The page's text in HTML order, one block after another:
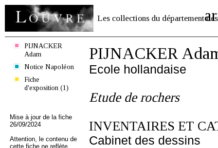
Les collections du département des
PIJNACKER
Adam
Notice Napoléon
Fiche
d'exposition (1)
Mise à jour de la fiche
26/09/2024
Attention, le contenu de
cette fiche ne reflète
PIJNACKER
Ecole hollandaise
Etude de rochers
INVENTAIRES ET
Cabinet des dessins